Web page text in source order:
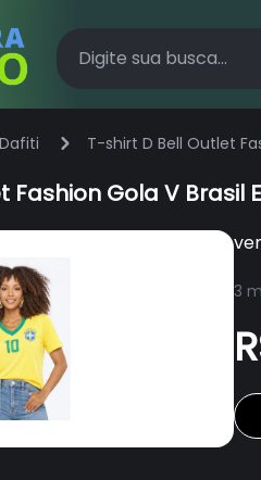
Dafiti T-shirt D Bell Outlet
Fashion Gola V
3